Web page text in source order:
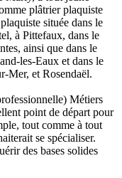
plâtrier plaquiste
située dans le
à Pittefaux, dans le
ainsi que dans le
les-Eaux et dans le
Mer, et Rosendaël.
Métiers
point de départ pour
tout comme à tout
se spécialiser.
des bases solides